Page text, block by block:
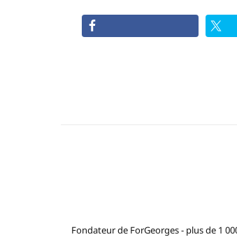
Fondateur de ForGeorges - plus de 1